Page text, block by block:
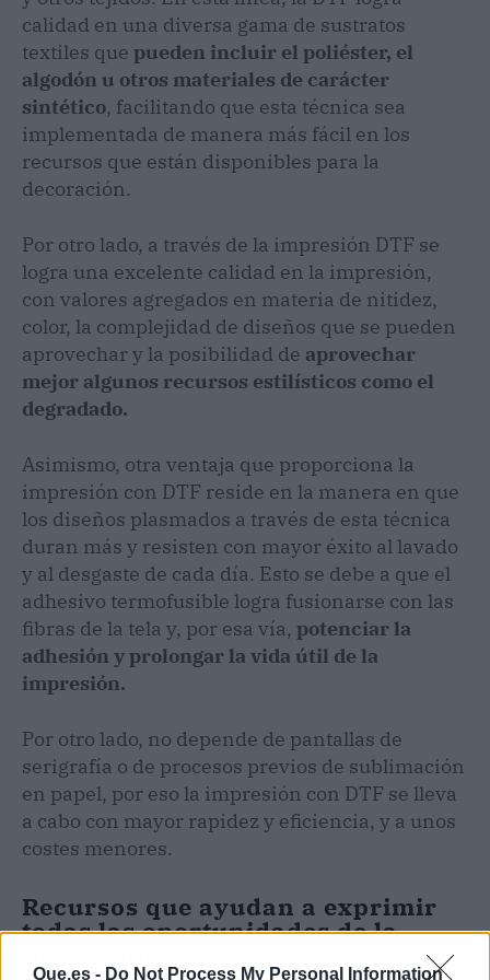
Que.es - Do Not Process My Personal Information
calidad en una diversa gama de sustratos
textiles que pueden incluir el poliéster, el
algodón u otros materiales de carácter
sintético, facilitando que esta técnica sea
implementada de manera más fácil en los
recursos que están disponibles para la
decoración.
Por otro lado, a través de la impresión DTF se
logra una excelente calidad en la impresión,
con valores agregados en materia de nitidez,
color, la complejidad de diseños que se pueden
aprovechar y la posibilidad de aprovechar
mejor algunos recursos estilísticos como el
degradado.
Asimismo, otra ventaja que proporciona la
impresión con DTF reside en la manera en que
los diseños plasmados a través de esta técnica
duran más y resisten con mayor éxito al lavado
y al desgaste de cada día. Esto se debe a que el
adhesivo termofusible logra fusionarse con las
fibras de la tela y, por esa vía, potenciar la
adhesión y prolongar la vida útil de la
impresión.
Por otro lado, no depende de pantallas de
serigrafía o de procesos previos de sublimación
en papel, por eso la impresión con DTF se lleva
a cabo con mayor rapidez y eficiencia, y a unos
costes menores.
Recursos que ayudan a exprimir
todas las oportunidades de la